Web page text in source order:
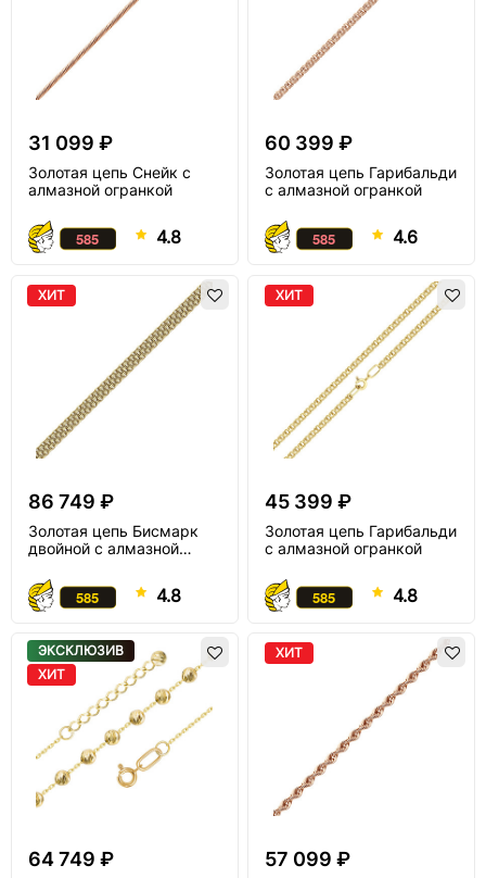
31 099 ₽
Золотая цепь Снейк с
алмазной огранкой
4.8
60 399 ₽
Золотая цепь Гарибальди
с алмазной огранкой
4.6
ХИТ
86 749 ₽
Золотая цепь Бисмарк
двойной с алмазной
4.8
ХИТ
45 399 ₽
Золотая цепь Гарибальди
с алмазной огранкой
4.8
ЭКСКЛЮЗИВ
ХИТ
64 749 ₽
ХИТ
57 099 ₽